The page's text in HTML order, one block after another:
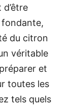
fondante,
du citron
véritable
et
toutes les
tels quels